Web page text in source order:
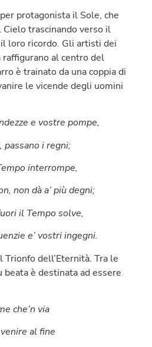
protagonista il Sole, che
Cielo trascinando verso il
loro ricordo. Gli artisti dei
raffigurano al centro del
è trainato da una coppia di
le vicende degli uomini
e vostre pompe,
passano i regni;
interrompe,
non dà a’ più degni;
il Tempo solve,
e’ vostri ingegni.
Trionfo dell’Eternità. Tra le
è destinata ad essere
che’n via
al fine